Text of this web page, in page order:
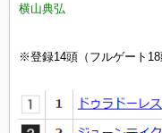
横山典弘
※登録14頭（フルゲート18